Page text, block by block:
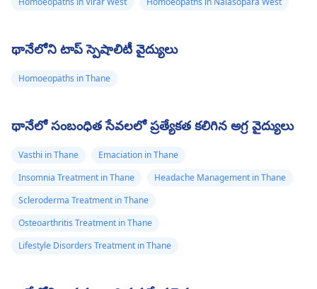
థానేలోని టాప్ స్పెషాలిటీ వైద్యులు
Homoeopaths in Thane
థానేలో సంబంధిత సేవలలో ప్రత్యేకత కలిగిన అగ్ర వైద్యులు
Vasthi in Thane
Emaciation in Thane
Insomnia Treatment in Thane
Headache Management in Thane
Scleroderma Treatment in Thane
Osteoarthritis Treatment in Thane
Lifestyle Disorders Treatment in Thane